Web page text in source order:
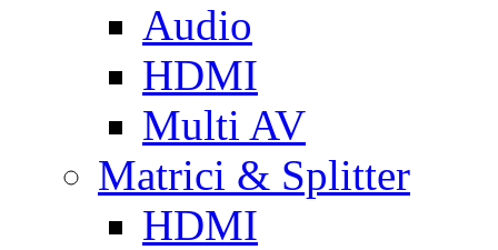
Audio
HDMI
Multi AV
Matrici & Splitter
HDMI